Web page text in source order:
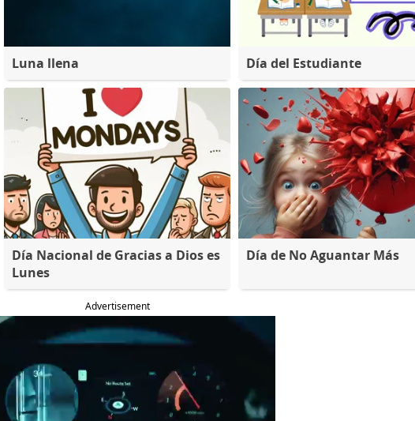
Luna llena Día del Estudiante
Día Nacional de Gracias a Dios es
Lunes
Día de No Aguantar Más
Advertisement